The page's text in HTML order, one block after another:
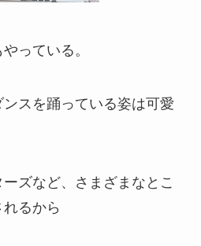
っている。
スを踊っている姿は可愛
ズなど、さまざまなとこ
るから